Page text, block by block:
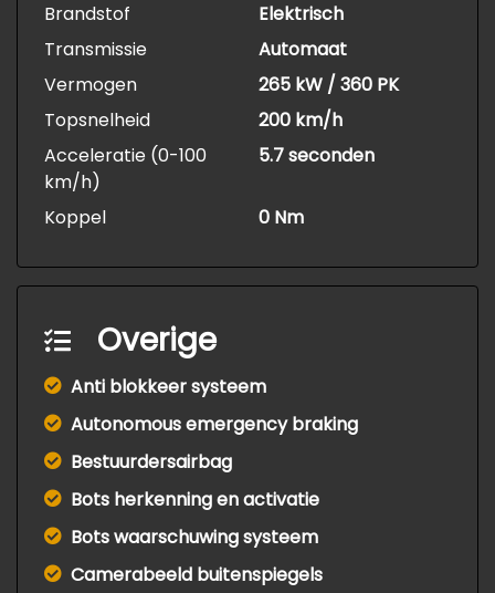
Brandstof
Elektrisch
Transmissie
Automaat
Vermogen
265 kW / 360 PK
Topsnelheid
200 km/h
Acceleratie (0-100
km/h)
5.7 seconden
Koppel 0 Nm
Overige
Anti blokkeer systeem
Autonomous emergency braking
Bestuurdersairbag
Bots herkenning en activatie
Bots waarschuwing systeem
Camerabeeld buitenspiegels